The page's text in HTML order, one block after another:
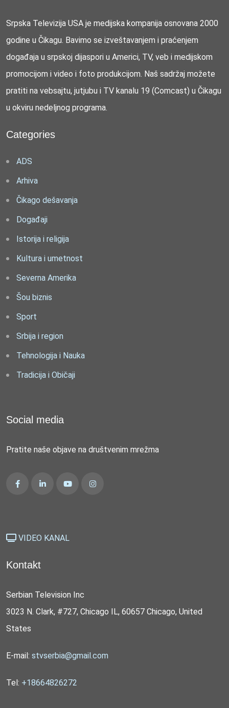
Srpska Televizija USA je medijska kompanija osnovana 2000
godine u Čikagu. Bavimo se izveštavanjem i praćenjem
događaja u srpskoj dijaspori u Americi, TV, veb i medijskom
promocijom i video i foto produkcijom. Naš sadržaj možete
pratiti na vebsajtu, jutjubu i TV kanalu 19 (Comcast) u Čikagu
u okviru nedeljnog programa.
Categories
ADS
Arhiva
Čikago dešavanja
Događaji
Istorija i religija
Kultura i umetnost
Severna Amerika
Šou biznis
Sport
Srbija i region
Tehnologija i Nauka
Tradicija i Običaji
Social media
Pratite naše objave na društvenim mrežma
VIDEO KANAL
Kontakt
Serbian Television Inc
3023 N. Clark, #727, Chicago IL, 60657 Chicago, United
States
E-mail: stvserbia@gmail.com
Tel: +18664826272